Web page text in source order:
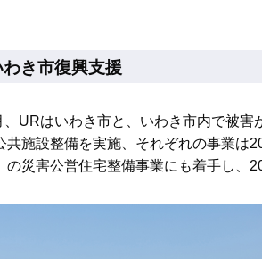
き市復興支援
、URはいわき市と、いわき市内で被
共施設整備を実施、それぞれの事業は
の災害公営住宅整備事業にも着手し、